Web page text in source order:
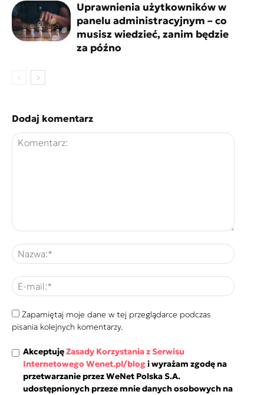
Uprawnienia użytkowników w
panelu administracyjnym – co
musisz wiedzieć, zanim będzie
za późno
Dodaj komentarz
Zapamiętaj moje dane w tej przeglądarce podczas
pisania kolejnych komentarzy.
AkceptujęZasady Korzystania z Serwisu
Internetowego Wenet.pl/blogi wyrażam zgodę na
przetwarzanie przez WeNet Polska S.A.
udostępnionych przeze mnie danych osobowych na